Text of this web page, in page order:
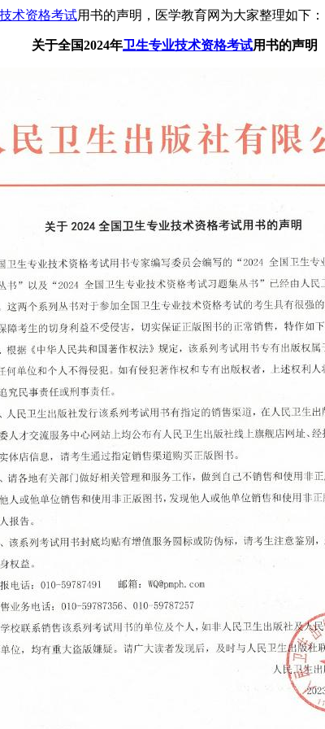
术资格考试用书的声明，医学教育网为大家整理如下：
关于全国2024年卫生专业技术资格考试用书的声明